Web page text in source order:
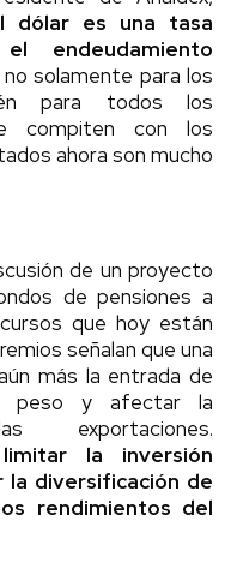
dólar es una tasa
endeudamiento
solamente para los
para todos los
compiten con los
ahora son mucho
de un proyecto
de pensiones a
que hoy están
señalan que una
más la entrada de
peso y afectar la
exportaciones.
la inversión
la diversificación de
rendimientos del